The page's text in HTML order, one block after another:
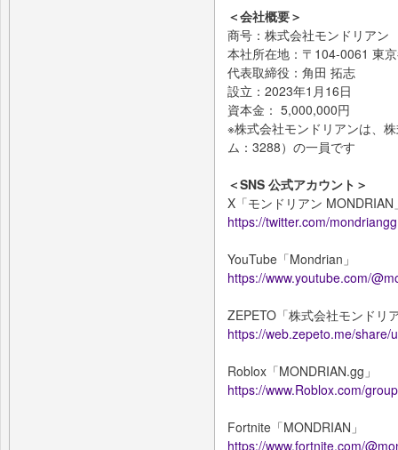
＜会社概要＞
商号：株式会社モンドリアン
本社所在地：〒104-0061 東
代表取締役：角田 拓志
設立：2023年1月16日
資本金： 5,000,000円
※株式会社モンドリアンは、
ム：3288）の一員です
＜SNS 公式アカウント＞
X「モンドリアン MONDRIAN
https://twitter.com/mondriangg
YouTube「Mondrian」
https://www.youtube.com/
ZEPETO「株式会社モンドリ
https://web.zepeto.me/share/
Roblox「MONDRIAN.gg」
https://www.Roblox.com/
Fortnite「MONDRIAN」
https://www.fortnite.com/